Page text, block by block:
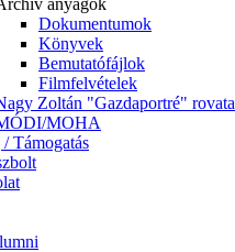
anyagok
Dokumentumok
Könyvek
Bemutatófájlok
Filmfelvételek
Zoltán "Gazdaportré" rovata
MOHA
/ Támogatás